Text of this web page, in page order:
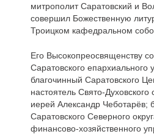
митрополит Саратовский и
совершил Божественную
Троицком кафедральном
Его Высокопреосвященству
Саратовского епархиального
благочинный Саратовского
настоятель Свято-Духовского
иерей Александр Чеботарёв;
Саратовского Северного
финансово-хозяйственного